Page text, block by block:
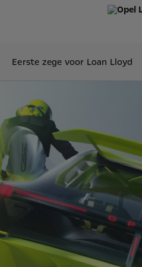
Eerste zege voor Loan Lloyd